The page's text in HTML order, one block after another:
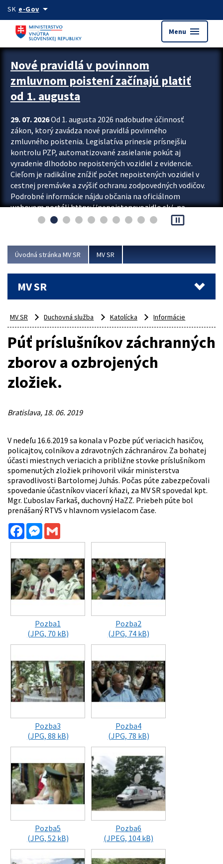
Preskocit na hlavný obsah
SK e-Govarrow_drop_down
Menu menu
Zastavit automatický posun upútavok
Nové pravidlá v povinnom
zmluvnom poistení začínajú platiť
od 1. augusta
29. 07. 2026Od 1. augusta 2026 nadobudne účinnosť
zákon, ktorý zavádza nové pravidlá povinného
zmluvného poistenia. Legislatíva prinesie prísnejšiu
kontrolu PZP, automatizované zasielanie pokút aj
vyradenie dlhodobo nepoistených vozidiel z evidencie.
Cieľom je radikálne znížiť počet nepoistených vozidiel v
cestnej premávke a zvýšiť ochranu zodpovedných vodičov.
Podrobné informácie nájdu občania na oficiálnom
webovom portáli https://nepoistenevozidlo.sk/, na
ktorom od augusta pribudne aj možnosť overiť si...
pause_presentation
Úvodná stránka MV SR MV SR
MV SR
MV SR Duchovná služba Katolícka Informácie
Púť príslušníkov záchranných
zborov a ozbrojených
zložiek.
Bratislava, 18. 06. 2019
V nedeľu 16.6.2019 sa konala v Pozbe púť veriacich hasičov,
policajtov, colníkov a zdravotných záchranárov. Za bohatej
účasti miestnych veriacich a približne stovke príslušníkom
spomenutých zložiek prihovoril vikár ministerstva
spravodlivosti Bartolomej Juhás. Počas púte zabezpečovali
spovedanie účastníkov viacerí kňazi, za MV SR spovedal kpt.
Mgr. Ľuboslav Farkaš, duchovný HaZZ. Priebeh púte bol
prenášaný RTVS v hlavnom vysielacom čase.
FacebookMessenger
Pozba1
(JPG, 70 kB)
Pozba2
(JPG, 74 kB)
Pozba3
(JPG, 88 kB)
Pozba4
(JPG, 78 kB)
Pozba5
(JPG, 52 kB)
Pozba6
(JPEG, 104 kB)